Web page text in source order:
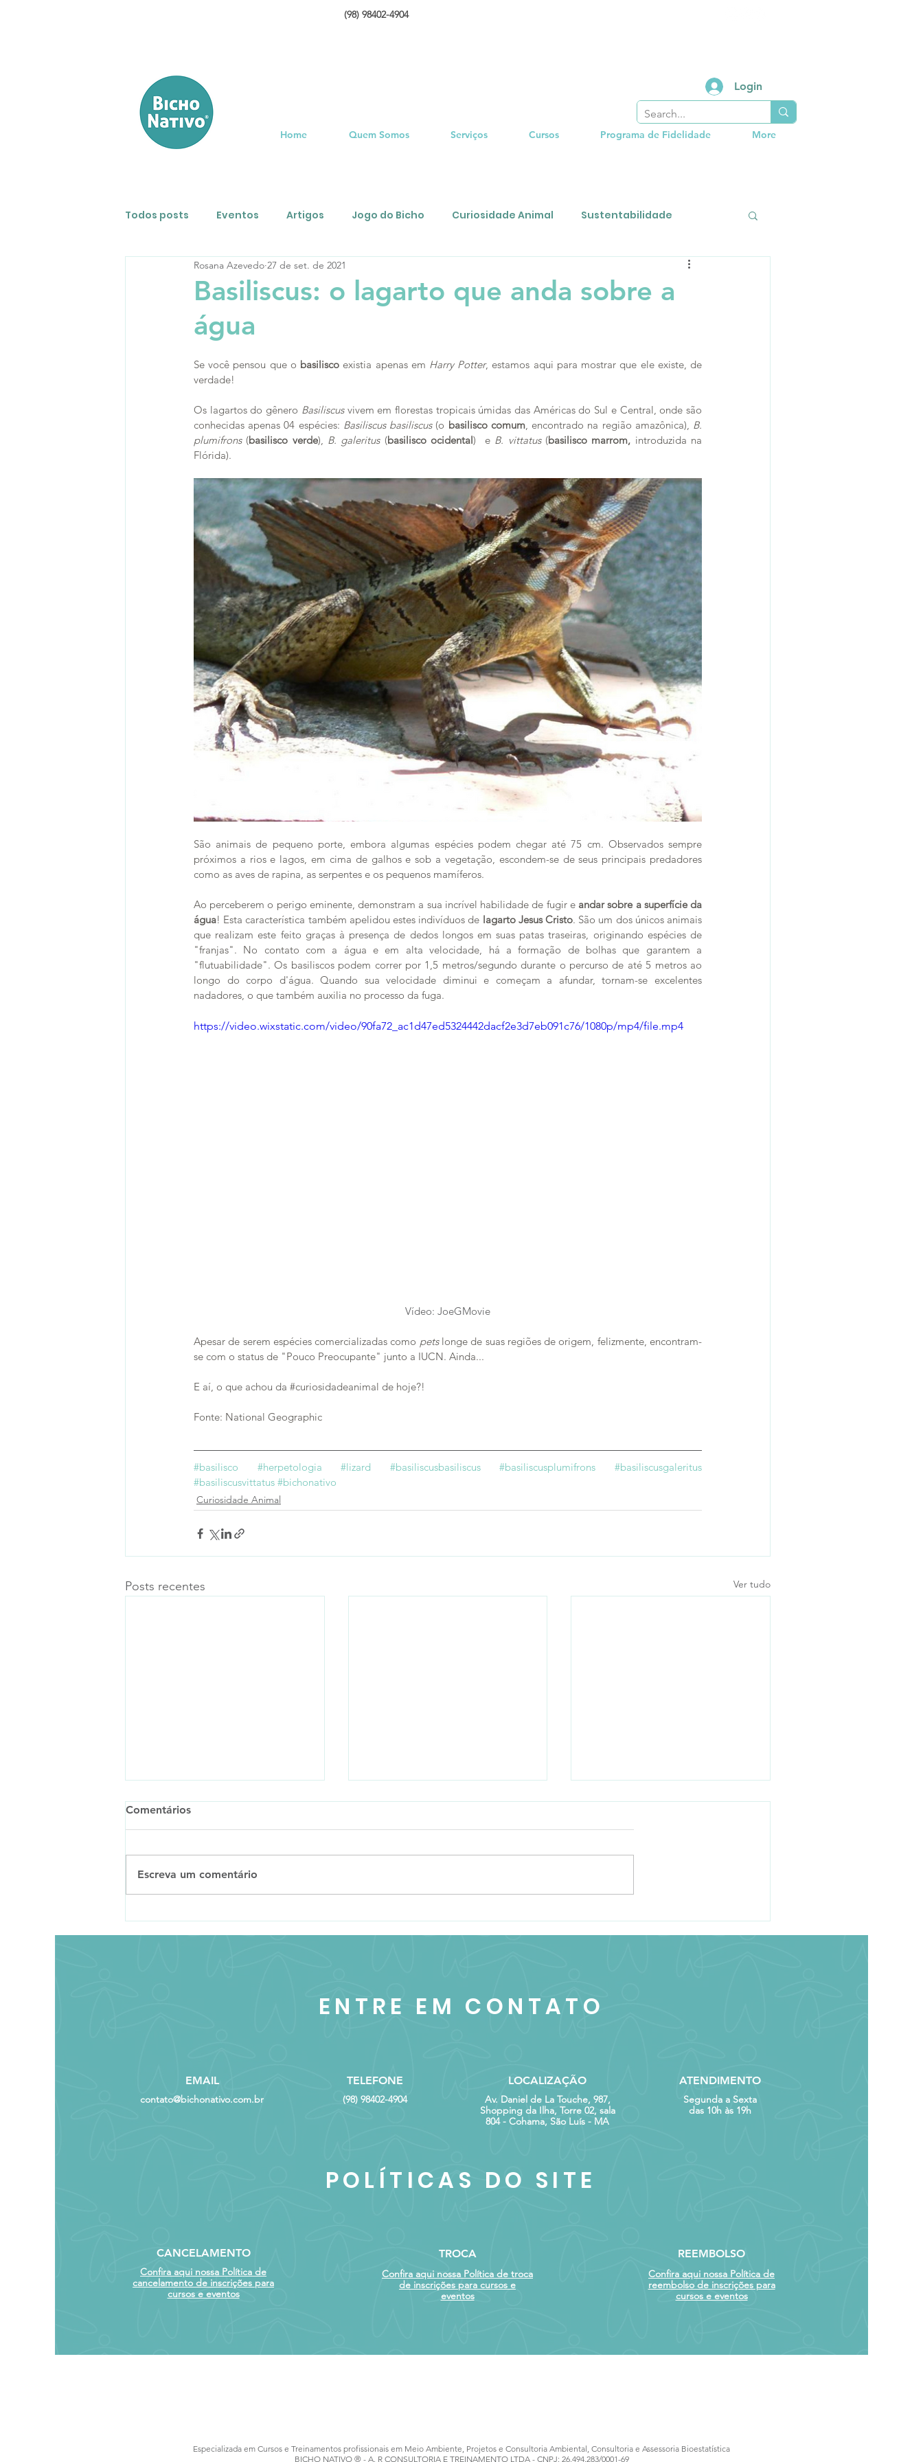
(98) 98402-4904
Login
Home Quem Somos Serviços Cursos Programa de Fidelidade More
Todos posts Eventos Artigos Jogo do Bicho Curiosidade Animal Sustentabilidade
Entrevistas Que bicho é esse?
Basiliscus: o lagarto que anda sobre a
água
Rosana Azevedo 27 de set. de 2021
Se você pensou que o basilisco existia apenas em Harry Potter, estamos aqui para mostrar que ele existe, de
verdade!
Os lagartos do gênero Basiliscus vivem em florestas tropicais úmidas das Américas do Sul e Central, onde são
conhecidas apenas 04 espécies: Basiliscus basiliscus (o basilisco comum, encontrado na região amazônica), B.
plumifrons (basilisco verde), B. galeritus (basilisco ocidental)  e B. vittatus (basilisco marrom, introduzida na
Flórida).
São animais de pequeno porte, embora algumas espécies podem chegar até 75 cm. Observados sempre
próximos a rios e lagos, em cima de galhos e sob a vegetação, escondem-se de seus principais predadores
como as aves de rapina, as serpentes e os pequenos mamíferos.
Ao perceberem o perigo eminente, demonstram a sua incrível habilidade de fugir e andar sobre a superfície da
água! Esta característica também apelidou estes indivíduos de lagarto Jesus Cristo. São um dos únicos animais
que realizam este feito graças à presença de dedos longos em suas patas traseiras, originando espécies de
"franjas". No contato com a água e em alta velocidade, há a formação de bolhas que garantem a
"flutuabilidade". Os basiliscos podem correr por 1,5 metros/segundo durante o percurso de até 5 metros ao
longo do corpo d'água. Quando sua velocidade diminui e começam a afundar, tornam-se excelentes
nadadores, o que também auxilia no processo da fuga.
https://video.wixstatic.com/video/90fa72_ac1d47ed5324442dacf2e3d7eb091c76/1080p/mp4/file.mp4
Vídeo: JoeGMovie
Apesar de serem espécies comercializadas como pets longe de suas regiões de origem, felizmente, encontram-
se com o status de "Pouco Preocupante" junto a IUCN. Ainda...
E aí, o que achou da #curiosidadeanimal de hoje?!
Fonte: National Geographic
#basilisco #herpetologia #lizard #basiliscusbasiliscus #basiliscusplumifrons
#basiliscusgaleritus
#basiliscusvittatus #bichonativo
Curiosidade Animal
Posts recentes Ver tudo
Polinizadora
orelha-branca
pescador-miúdo
Comentários
Escreva um comentário
ENTRE EM CONTATO
EMAIL
contato@bichonativo.com.br
TELEFONE
(98) 98402-4904
LOCALIZAÇÃO
Av. Daniel de La Touche, 987,
Shopping da Ilha, Torre 02, sala
804 - Cohama, São Luís - MA
ATENDIMENTO
Segunda a Sexta
das 10h às 19h
POLÍTICAS DO SITE
CANCELAMENTO
Confira aqui nossa Política de
cancelamento de inscrições para
cursos e eventos
TROCA
Confira aqui nossa Política de troca
de inscrições para cursos e
eventos
REEMBOLSO
Confira aqui nossa Política de
reembolso de inscrições para
cursos e eventos
Especializada em Cursos e Treinamentos profissionais em Meio Ambiente, Projetos e Consultoria Ambiental, Consultoria e Assessoria Bioestatística
BICHO NATIVO ® - A. R CONSULTORIA E TREINAMENTO LTDA - CNPJ: 26.494.283/0001-69